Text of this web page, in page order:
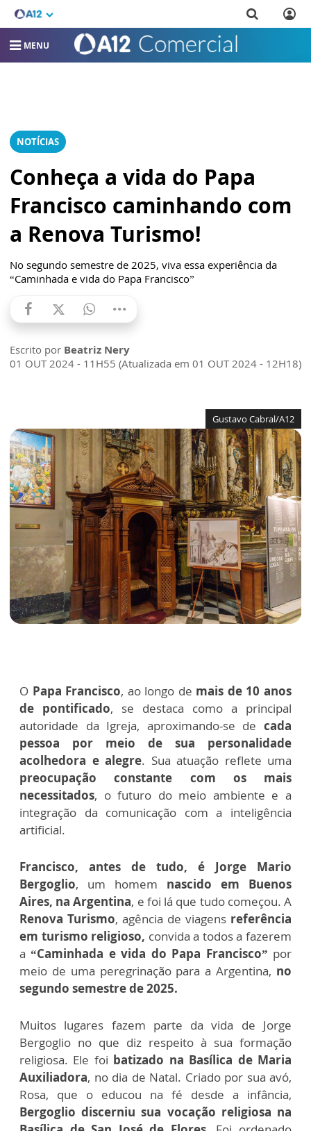
MENU
NOTÍCIAS
Conheça a vida do Papa
Francisco caminhando com
a Renova Turismo!
No segundo semestre de 2025, viva essa experiência da
“Caminhada e vida do Papa Francisco”
Escrito por Beatriz Nery
01 OUT 2024 - 11H55 (Atualizada em 01 OUT 2024 - 12H18)
Gustavo Cabral/A12
O Papa Francisco, ao longo de mais de 10 anos
de pontificado, se destaca como a principal
autoridade da Igreja, aproximando-se de cada
pessoa por meio de sua personalidade
acolhedora e alegre. Sua atuação reflete uma
preocupação constante com os mais
necessitados, o futuro do meio ambiente e a
integração da comunicação com a inteligência
artificial.
Francisco, antes de tudo, é Jorge Mario
Bergoglio, um homem nascido em Buenos
Aires, na Argentina, e foi lá que tudo começou. A
Renova Turismo, agência de viagens referência
em turismo religioso, convida a todos a fazerem
a“Caminhada e vida do Papa Francisco” por
meio de uma peregrinação para a Argentina, no
segundo semestre de 2025.
Muitos lugares fazem parte da vida de Jorge
Bergoglio no que diz respeito à sua formação
religiosa. Ele foi batizado na Basílica de Maria
Auxiliadora, no dia de Natal. Criado por sua avó,
Rosa, que o educou na fé desde a infância,
Bergoglio discerniu sua vocação religiosa na